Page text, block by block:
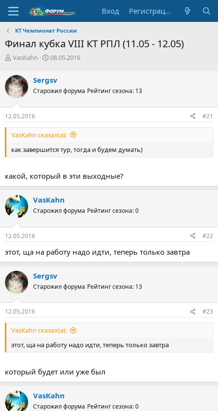
Вход Регистрация
КT Чемпионат России
Финал кубка VIII КТ РПЛ (11.05 - 12.05)
А
т
о
р
т
е
м
ы
VasKahn
Д
а
н
ч
л
а
08.05.2016
Sergsv
Старожил форума Рейтинг сезона: 13
12.05.2016 #21
VasKahn сказал(а):
как завершится тур, тогда и будем думать)
какой, который в эти выходные?
VasKahn
Старожил форума Рейтинг сезона: 0
12.05.2016 #22
этот, ща на работу надо идти, теперь только завтра
Sergsv
Старожил форума Рейтинг сезона: 13
12.05.2016 #23
VasKahn сказал(а):
этот, ща на работу надо идти, теперь только завтра
который будет или уже был
VasKahn
Старожил форума Рейтинг сезона: 0